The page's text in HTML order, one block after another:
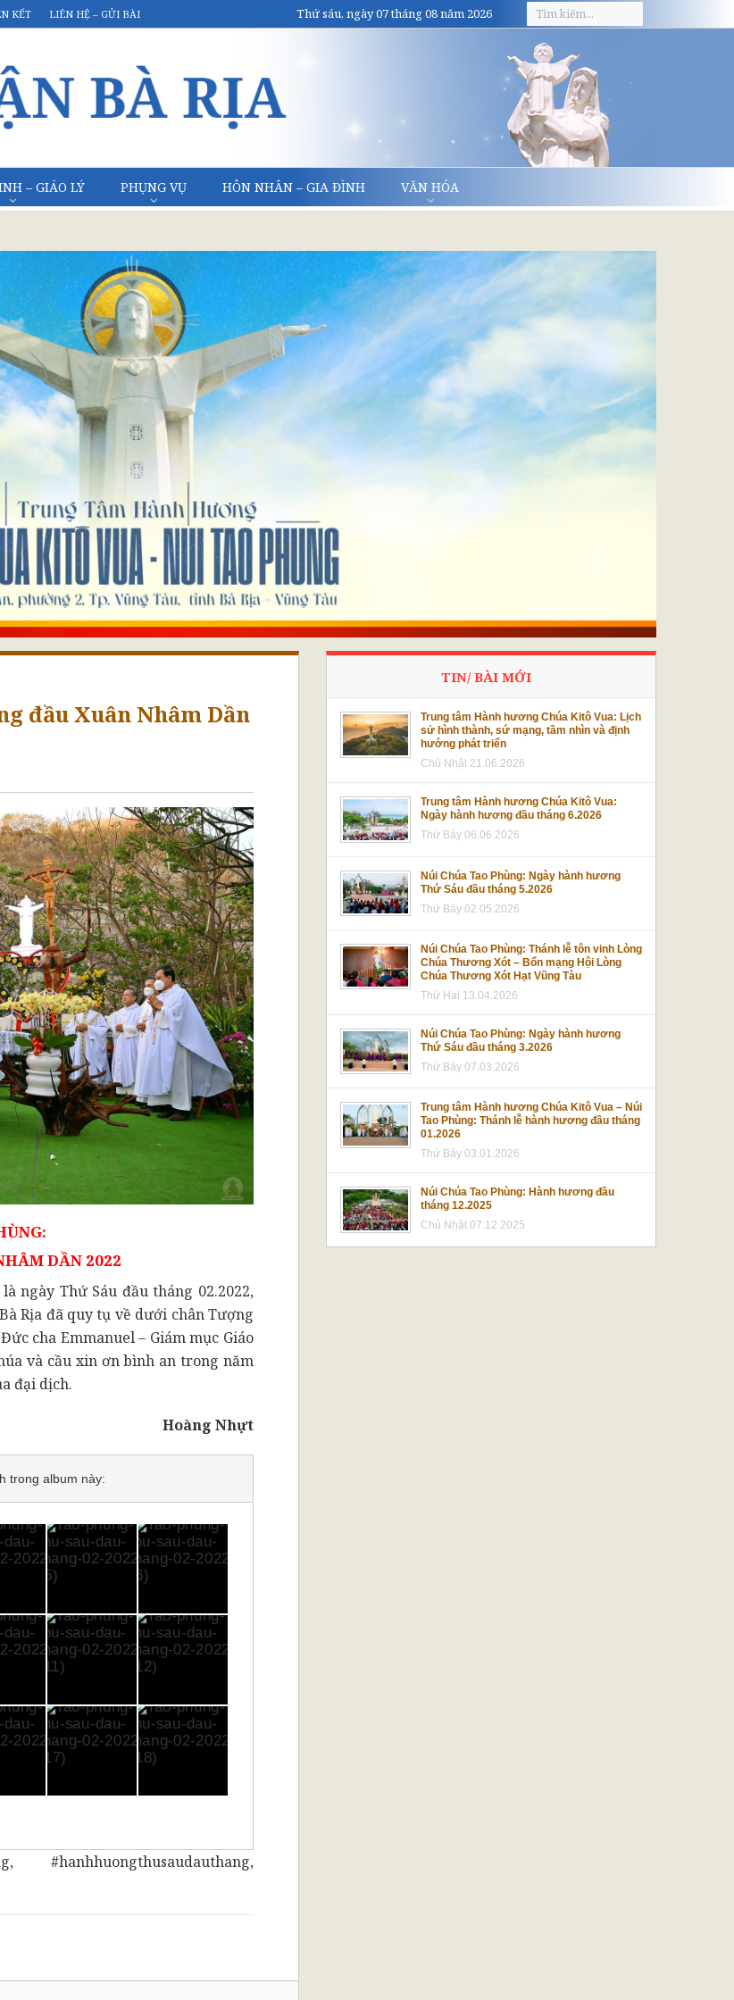
KẾT LIÊN HỆ – GỬI BÀI Thứ sáu, ngày 07 tháng 08 năm 2026
– GIÁO LÝ PHỤNG VỤ HÔN NHÂN – GIA ĐÌNH VĂN HÓA
đầu Xuân Nhâm Dần
DẦN 2022
ngày Thứ Sáu đầu tháng 02.2022,
Rịa đã quy tụ về dưới chân Tượng
cha Emmanuel – Giám mục Giáo
và cầu xin ơn bình an trong năm
đại dịch.
Hoàng Nhựt
trong album này:
, #hanhhuongthusaudauthang,
TIN/ BÀI MỚI
Trung tâm Hành hương Chúa Kitô Vua: Lịch
sử hình thành, sứ mạng, tầm nhìn và định
hướng phát triển
Chủ Nhật 21.06.2026
Trung tâm Hành hương Chúa Kitô Vua:
Ngày hành hương đầu tháng 6.2026
Thứ Bảy 06.06.2026
Núi Chúa Tao Phùng: Ngày hành hương
Thứ Sáu đầu tháng 5.2026
Thứ Bảy 02.05.2026
Núi Chúa Tao Phùng: Thánh lễ tôn vinh Lòng
Chúa Thương Xót – Bổn mạng Hội Lòng
Chúa Thương Xót Hạt Vũng Tàu
Thứ Hai 13.04.2026
Núi Chúa Tao Phùng: Ngày hành hương
Thứ Sáu đầu tháng 3.2026
Thứ Bảy 07.03.2026
Trung tâm Hành hương Chúa Kitô Vua – Núi
Tao Phùng: Thánh lễ hành hương đầu tháng
01.2026
Thứ Bảy 03.01.2026
Núi Chúa Tao Phùng: Hành hương đầu
tháng 12.2025
Chủ Nhật 07.12.2025